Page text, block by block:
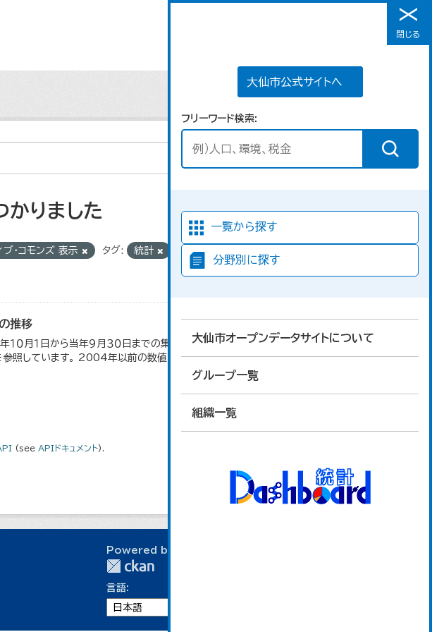
メニュー
大仙市公式サイトへ
フリーワード検索
一覧から探す
分野別に探す
大仙市オープンデータサイトについて
グループ一覧
組織一覧
閉じる
かりました
ブ・コモンズ 表示 タグ: 統計
推移
１０月１日から当年９月３０日までの集計。 大仙市の統計「2-10 秋田県年齢
参照しています。 2004年以前の数値は合併前市町村の数値を合算したもの
(see APIドキュメント).
Powered by
言語